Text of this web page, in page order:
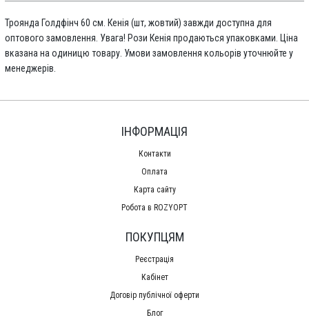
Троянда Голдфінч 60 см. Кенія (шт, жовтий) завжди доступна для
оптового замовлення. Увага! Рози Кенія продаються упаковками. Ціна
вказана на одиницю товару. Умови замовлення кольорів уточнюйте у
менеджерів.
ІНФОРМАЦІЯ
Контакти
Оплата
Карта сайту
Робота в ROZYOPT
ПОКУПЦЯМ
Реєстрація
Кабінет
Договір публічної оферти
Блог